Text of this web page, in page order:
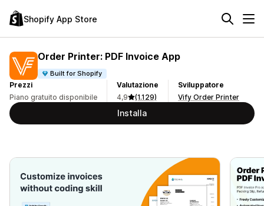
Shopify App Store
Order Printer: PDF Invoice App
Built for Shopify
Prezzi
Piano gratuito disponibile
Valutazione
4,9
(1.129)
Sviluppatore
Vify Order Printer
Installa